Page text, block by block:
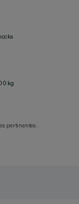
kg
pertinentes.